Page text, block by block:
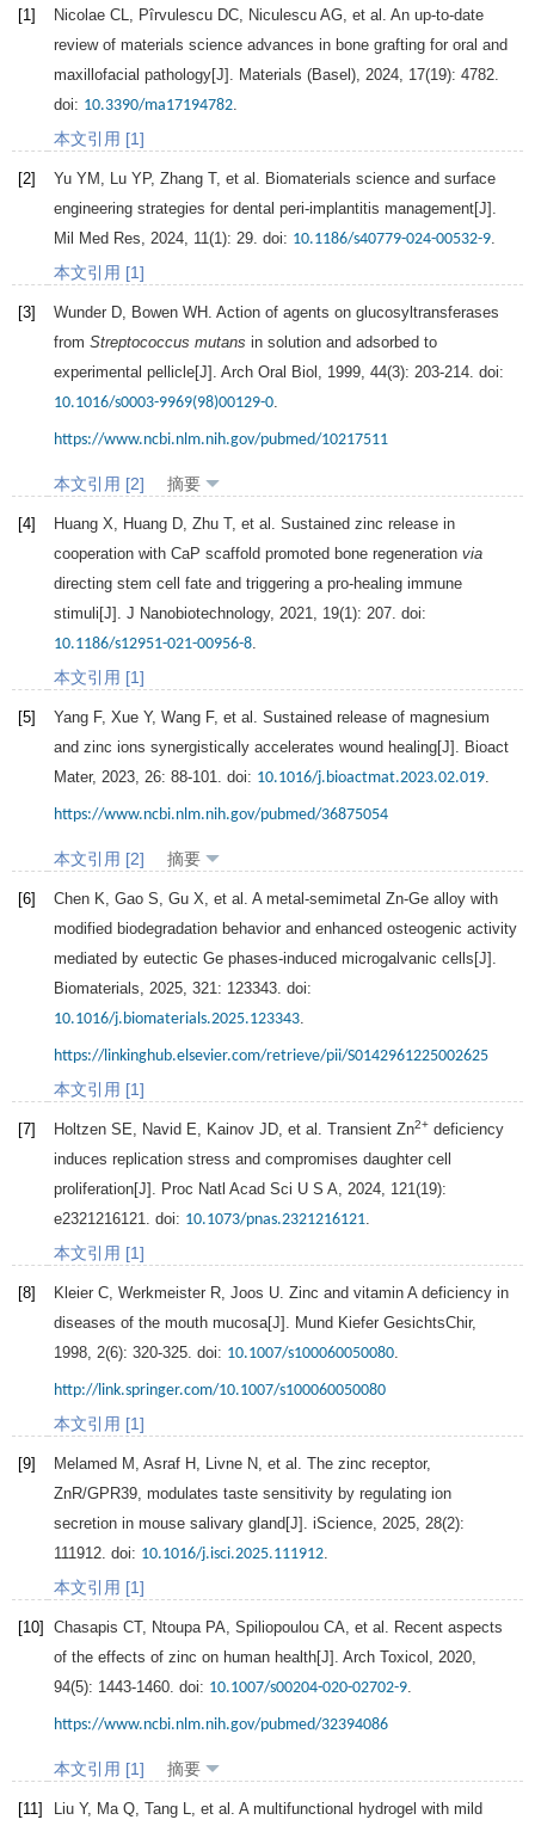
[1] Nicolae CL, Pîrvulescu DC, Niculescu AG, et al. An up-to-date
review of materials science advances in bone grafting for oral and
maxillofacial pathology[J]. Materials (Basel), 2024, 17(19): 4782.
doi: 10.3390/ma17194782.
本文引用 [1]
[2] Yu YM , Lu YP, Zhang T, et al. Biomaterials science and surface
engineering strategies for dental peri-implantitis management[J].
Mil Med Res, 2024, 11(1): 29. doi: 10.1186/s40779-024-00532-9.
本文引用 [1]
[3] Wunder D, Bowen WH . Action of agents on glucosyltransferases
from Streptococcus mutans in solution and adsorbed to
experimental pellicle[J]. Arch Oral Biol , 1999, 44(3): 203-214. doi:
10.1016/s0003-9969(98)00129-0.
https://www.ncbi.nlm.nih.gov/pubmed/10217511
本文引用 [2] 摘要
[4] Huang X, Huang D, Zhu T, et al. Sustained zinc release in
cooperation with CaP scaffold promoted bone regeneration via
directing stem cell fate and triggering a pro-healing immune
stimuli[J]. J Nanobiotechnology, 2021, 19(1): 207. doi:
10.1186/s12951-021-00956-8.
本文引用 [1]
[5] Yang F, Xue Y, Wang F, et al. Sustained release of magnesium
and zinc ions synergistically accelerates wound healing[J]. Bioact
Mater, 2023, 26: 88-101. doi: 10.1016/j.bioactmat.2023.02.019.
https://www.ncbi.nlm.nih.gov/pubmed/36875054
本文引用 [2] 摘要
[6] Chen K, Gao S, Gu X, et al. A metal-semimetal Zn-Ge alloy with
modified biodegradation behavior and enhanced osteogenic activity
mediated by eutectic Ge phases-induced microgalvanic cells[J].
Biomaterials, 2025, 321: 123343. doi:
10.1016/j.biomaterials.2025.123343.
https://linkinghub.elsevier.com/retrieve/pii/S0142961225002625
本文引用 [1]
[7] Holtzen SE, Navid E, Kainov JD, et al. Transient Zn2+ deficiency
induces replication stress and compromises daughter cell
proliferation[J]. Proc Natl Acad Sci U S A, 2024, 121(19):
e2321216121. doi: 10.1073/pnas.2321216121.
本文引用 [1]
[8] Kleier C, Werkmeister R, Joos U. Zinc and vitamin A deficiency in
diseases of the mouth mucosa[J]. Mund Kiefer GesichtsChir,
1998, 2(6): 320-325. doi: 10.1007/s100060050080.
http://link.springer.com/10.1007/s100060050080
本文引用 [1]
[9] Melamed M , Asraf H , Livne N, et al. The zinc receptor,
ZnR/GPR39, modulates taste sensitivity by regulating ion
secretion in mouse salivary gland[J]. iScience, 2025, 28(2):
111912. doi: 10.1016/j.isci.2025.111912.
本文引用 [1]
[10] Chasapis CT, Ntoupa PA, Spiliopoulou CA, et al. Recent aspects
of the effects of zinc on human health[J]. Arch Toxicol , 2020,
94(5): 1443-1460. doi: 10.1007/s00204-020-02702-9.
https://www.ncbi.nlm.nih.gov/pubmed/32394086
本文引用 [1] 摘要
[11] Liu Y, Ma Q, Tang L, et al. A multifunctional hydrogel with mild